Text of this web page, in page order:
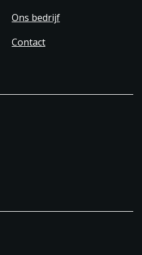
Ons bedrijf
Contact